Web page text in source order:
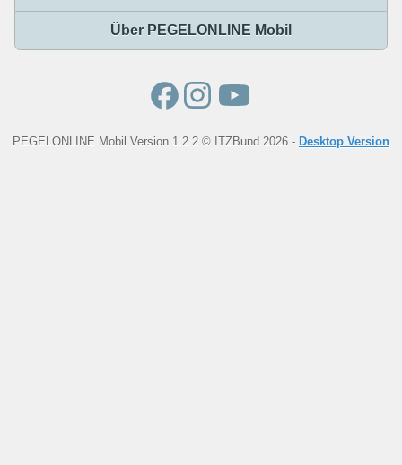
Über PEGELONLINE Mobil
PEGELONLINE Mobil Version 1.2.2 © ITZBund 2026 - Desktop Version